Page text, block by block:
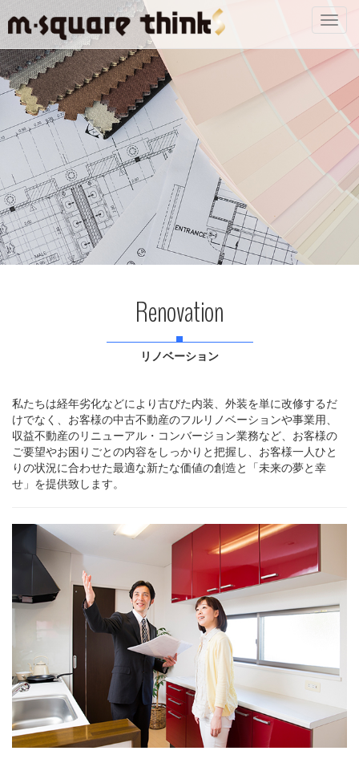
Renovation
リノベーション
私たちは経年劣化などにより古びた内装、外装を単に改修するだ
けでなく、お客様の中古不動産のフルリノベーションや事業用、
収益不動産のリニューアル・コンバージョン業務など、お客様の
ご要望やお困りごとの内容をしっかりと把握し、お客様一人ひと
りの状況に合わせた最適な新たな価値の創造と「未来の夢と幸
せ」を提供致します。